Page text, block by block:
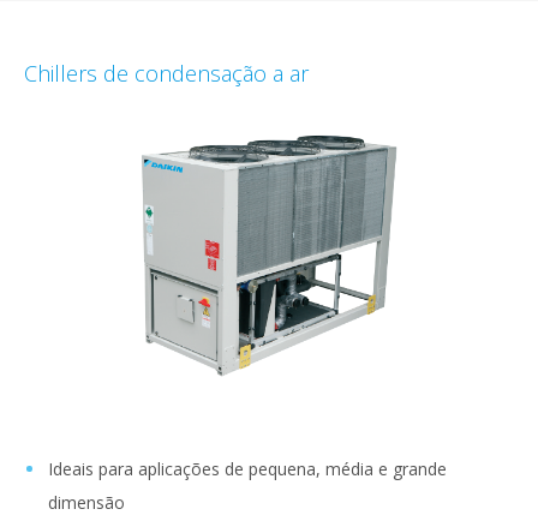
Chillers de condensação a ar
Ideais para aplicações de pequena, média e grande
dimensão